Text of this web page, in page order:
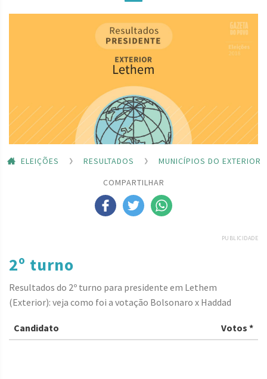
ELEIÇÕES RESULTADOS
MUNICÍPIOS DO EXTERIOR
COMPARTILHAR
PUBLICIDADE
2º turno
Resultados do 2º turno para presidente em Lethem
(Exterior): veja como foi a votação Bolsonaro x Haddad
Candidato Votos *